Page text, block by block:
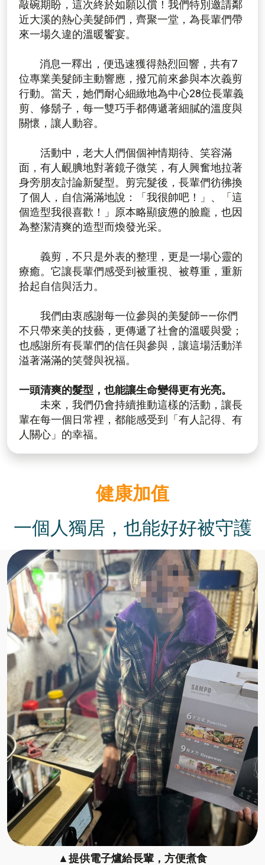
敲碗期盼，這次終於如願以償！我們特別邀請鄰
近大溪的熱心美髮師們，齊聚一堂，為長輩們帶
來一場久違的溫暖饗宴。
消息一釋出，便迅速獲得熱烈回響，共有7
位專業美髮師主動響應，撥冗前來參與本次義剪
行動。當天，她們耐心細緻地為中心28位長輩義
剪、修鬍子，每一雙巧手都傳遞著細膩的溫度與
關懷，讓人動容。
活動中，老大人們個個神情期待、笑容滿
面，有人靦腆地對著鏡子微笑，有人興奮地拉著
身旁朋友討論新髮型。剪完髮後，長輩們彷彿換
了個人，自信滿滿地說：「我很帥吧！」、「這
個造型我很喜歡！」原本略顯疲憊的臉龐，也因
為整潔清爽的造型而煥發光采。
義剪，不只是外表的整理，更是一場心靈的
療癒。它讓長輩們感受到被重視、被尊重，重新
拾起自信與活力。
我們由衷感謝每一位參與的美髮師——你們
不只帶來美的技藝，更傳遞了社會的溫暖與愛；
也感謝所有長輩們的信任與參與，讓這場活動洋
溢著滿滿的笑聲與祝福。
一頭清爽的髮型，也能讓生命變得更有光亮。
未來，我們仍會持續推動這樣的活動，讓長
輩在每一個日常裡，都能感受到「有人記得、有
人關心」的幸福。
健康加值
一個人獨居，也能好好被守護
▲提供電子爐給長輩，方便煮食